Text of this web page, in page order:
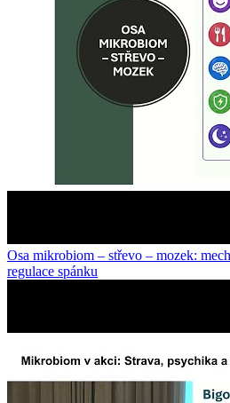
Osa mikrobiom – střevo – mozek:
regulace spánku